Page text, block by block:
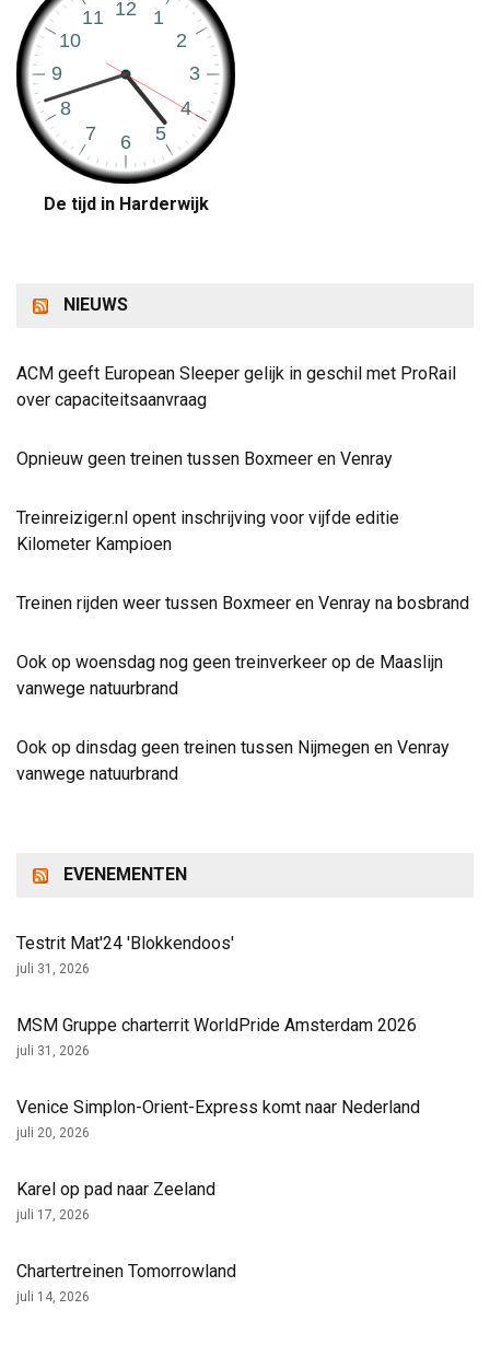
De tijd in Harderwijk
NIEUWS
ACM geeft European Sleeper gelijk in geschil met ProRail
over capaciteitsaanvraag
Opnieuw geen treinen tussen Boxmeer en Venray
Treinreiziger.nl opent inschrijving voor vijfde editie
Kilometer Kampioen
Treinen rijden weer tussen Boxmeer en Venray na bosbrand
Ook op woensdag nog geen treinverkeer op de Maaslijn
vanwege natuurbrand
Ook op dinsdag geen treinen tussen Nijmegen en Venray
vanwege natuurbrand
EVENEMENTEN
Testrit Mat'24 'Blokkendoos'
juli 31, 2026
MSM Gruppe charterrit WorldPride Amsterdam 2026
juli 31, 2026
Venice Simplon-Orient-Express komt naar Nederland
juli 20, 2026
Karel op pad naar Zeeland
juli 17, 2026
Chartertreinen Tomorrowland
juli 14, 2026